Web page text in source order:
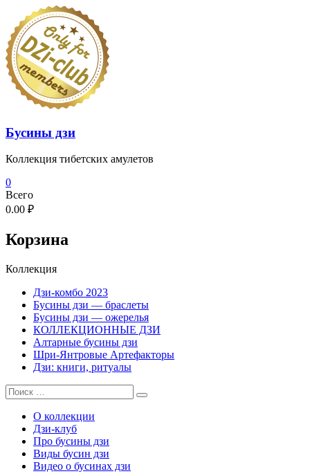
Перейти
содержимому
Бусины дзи
Коллекция тибетских амулетов
0
Всего
0.00 ₽
Корзина
Коллекция
Дзи-комбо 2023
Бусины дзи — браслеты
Бусины дзи — ожерелья
КОЛЛЕКЦИОННЫЕ ДЗИ
Алтарные бусины дзи
Шри-Янтровые Артефакторы
Дзи: книги, ритуалы
О коллекции
Дзи-клуб
Про бусины дзи
Виды бусин дзи
Видео о бусинах дзи